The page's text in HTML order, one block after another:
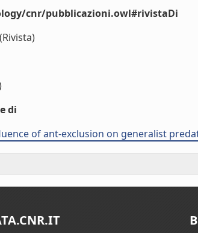
cnr/pubblicazioni.owl#rivistaDi
(Rivista)
di
of ant-exclusion on generalist